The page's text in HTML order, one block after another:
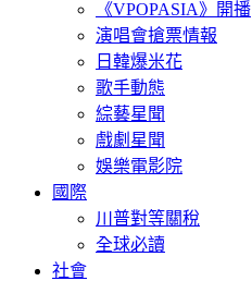
《VPOPASIA》開播
演唱會搶票情報
日韓爆米花
歌手動態
綜藝星聞
戲劇星聞
娛樂電影院
國際
川普對等關稅
全球必讀
社會